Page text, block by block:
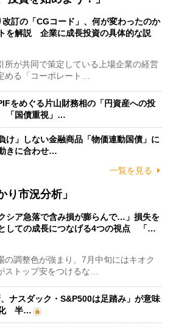
改訂の「CGコード」、何が変わったのか
を解説 企業に成長投資の具体的な説
が共同で策定している上場企業の経営
める「コーポレート…
をめぐる片山財務相の「円資産への投
「国債重視」…
け」しない金融商品「物価連動国債」に
きに合わせ…
一覧を見る
り市況分析」
クシア急落で含み損が膨らんで…」損失を
しての成長につなげる4つの視点 「…
調整色が強まり、7月中旬にはキオク
ストップ安をつけるな…
、ナスダック・S&P500は足踏み」が意味
化 半…